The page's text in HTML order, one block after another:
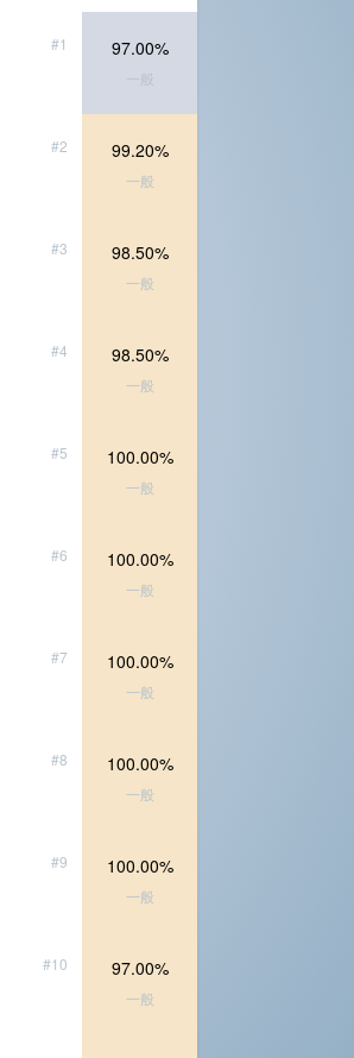
#1 97.00%
一般
#2 99.20%
一般
#3 98.50%
一般
#4 98.50%
一般
#5 100.00%
一般
#6 100.00%
一般
#7 100.00%
一般
#8 100.00%
一般
#9 100.00%
一般
#10 97.00%
一般